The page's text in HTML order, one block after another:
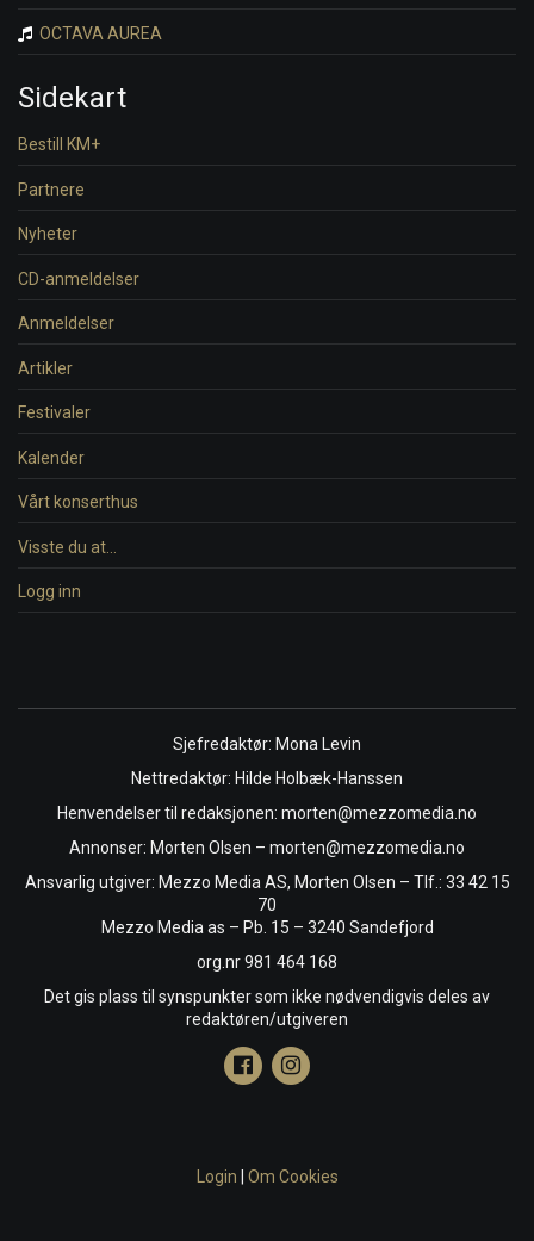
OCTAVA AUREA
Sidekart
Bestill KM+
Partnere
Nyheter
CD-anmeldelser
Anmeldelser
Artikler
Festivaler
Kalender
Vårt konserthus
Visste du at…
Logg inn
Sjefredaktør: Mona Levin
Nettredaktør: Hilde Holbæk-Hanssen
Henvendelser til redaksjonen: morten@mezzomedia.no
Annonser: Morten Olsen – morten@mezzomedia.no
Ansvarlig utgiver: Mezzo Media AS, Morten Olsen – Tlf.: 33 42 15
70
Mezzo Media as – Pb. 15 – 3240 Sandefjord
org.nr 981 464 168
Det gis plass til synspunkter som ikke nødvendigvis deles av
redaktøren/utgiveren
Login Om Cookies